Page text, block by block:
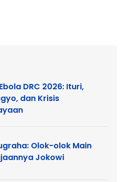
DRC 2026: Ituri,
dan Krisis
Olok-olok Main
Jokowi